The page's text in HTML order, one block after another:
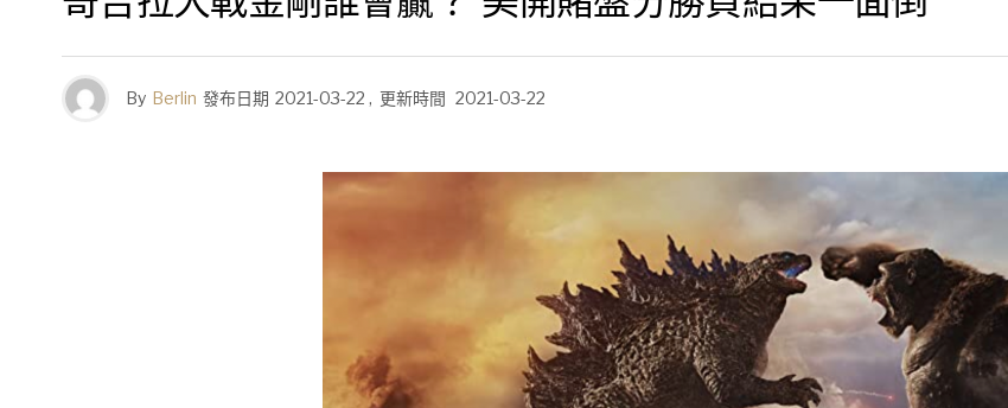
By Berlin 發布日期 2021-03-22 , 更新時間 2021-03-22